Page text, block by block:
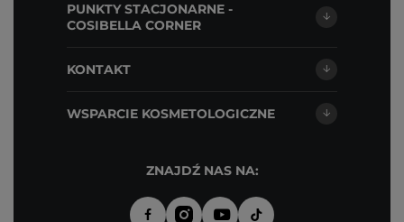
PUNKTY STACJONARNE -
COSIBELLA CORNER
KONTAKT
WSPARCIE KOSMETOLOGICZNE
ZNAJDŹ NAS NA: